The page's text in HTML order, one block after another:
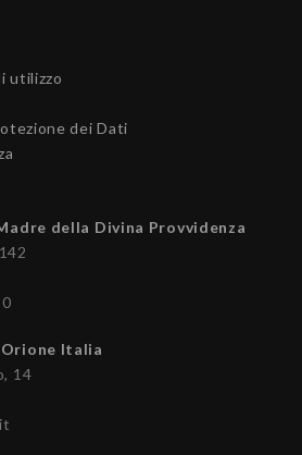
utilizzo
dei Dati
della Divina Provvidenza
Italia
14